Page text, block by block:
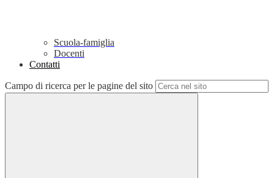
Scuola-famiglia
Docenti
Contatti
Campo di ricerca per le pagine del sito